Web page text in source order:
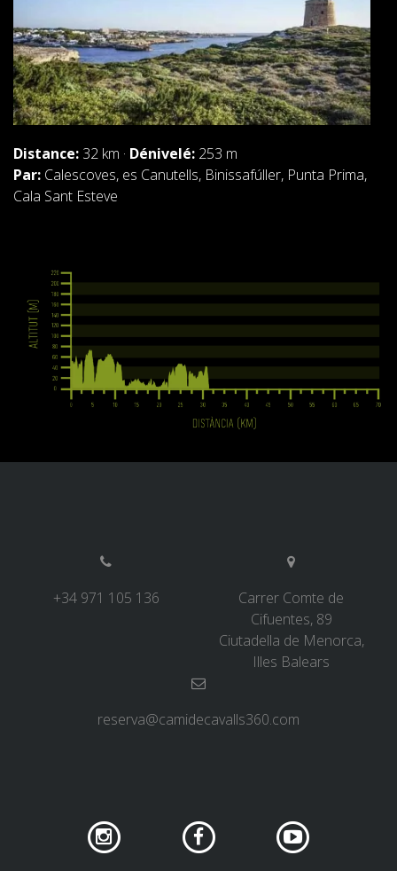
Distance: 32 km · Dénivelé: 253 m
Par: Calescoves, es Canutells, Binissafúller, Punta Prima,
Cala Sant Esteve
+34 971 105 136
Carrer Comte de
Cifuentes, 89
Ciutadella de Menorca,
Illes Balears
reserva@camidecavalls360.com